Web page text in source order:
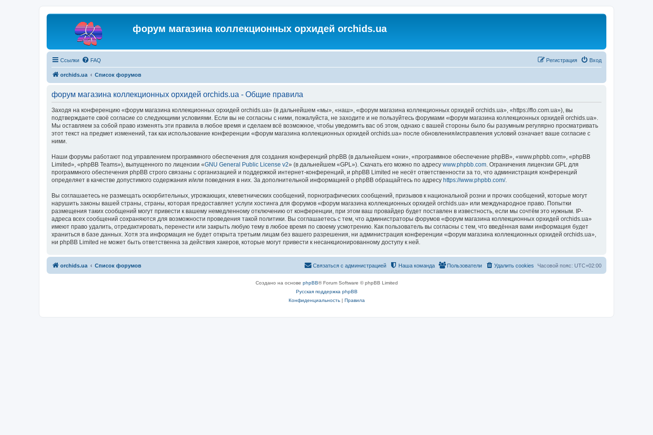
форум магазина коллекционных орхидей orchids.ua
Ссылки FAQ Вход
Регистрация
orchids.ua Список форумов
форум магазина коллекционных орхидей orchids.ua - Общие правила
Заходя на конференцию «форум магазина коллекционных орхидей orchids.ua» (в дальнейшем «мы», «наш», «форум магазина коллекционных орхидей orchids.ua», «https://flo.com.ua»), вы
подтверждаете своё согласие со следующими условиями. Если вы не согласны с ними, пожалуйста, не заходите и не пользуйтесь форумами «форум магазина коллекционных орхидей orchids.ua».
Мы оставляем за собой право изменять эти правила в любое время и сделаем всё возможное, чтобы уведомить вас об этом, однако с вашей стороны было бы разумным регулярно просматривать
этот текст на предмет изменений, так как использование конференции «форум магазина коллекционных орхидей orchids.ua» после обновления/исправления условий означает ваше согласие с
ними.
Наши форумы работают под управлением программного обеспечения для создания конференций phpBB (в дальнейшем «они», «программное обеспечение phpBB», «www.phpbb.com», «phpBB
Limited», «phpBB Teams»), выпущенного по лицензии «GNU General Public License v2» (в дальнейшем «GPL»). Скачать его можно по адресу www.phpbb.com. Ограничения лицензии GPL для
программного обеспечения phpBB строго связаны с организацией и поддержкой интернет-конференций, и phpBB Limited не несёт ответственности за то, что администрация конференций
определяет в качестве допустимого содержания и/или поведения в них. За дополнительной информацией о phpBB обращайтесь по адресу https://www.phpbb.com/.
Вы соглашаетесь не размещать оскорбительных, угрожающих, клеветнических сообщений, порнографических сообщений, призывов к национальной розни и прочих сообщений, которые могут
нарушить законы вашей страны, страны, которая предоставляет услуги хостинга для форумов «форум магазина коллекционных орхидей orchids.ua» или международное право. Попытки
размещения таких сообщений могут привести к вашему немедленному отключению от конференции, при этом ваш провайдер будет поставлен в известность, если мы сочтём это нужным. IP-
адреса всех сообщений сохраняются для возможности проведения такой политики. Вы соглашаетесь с тем, что администраторы форумов «форум магазина коллекционных орхидей orchids.ua»
имеют право удалить, отредактировать, перенести или закрыть любую тему в любое время по своему усмотрению. Как пользователь вы согласны с тем, что введённая вами информация будет
храниться в базе данных. Хотя эта информация не будет открыта третьим лицам без вашего разрешения, ни администрация конференции «форум магазина коллекционных орхидей orchids.ua»,
ни phpBB Limited не может быть ответственна за действия хакеров, которые могут привести к несанкционированному доступу к ней.
orchids.ua Список форумов Часовой пояс: UTC+02:00
Удалить cookies
Пользователи
Наша команда
Связаться с администрацией
Создано на основе phpBB® Forum Software © phpBB Limited
Русская поддержка phpBB
Конфиденциальность| Правила